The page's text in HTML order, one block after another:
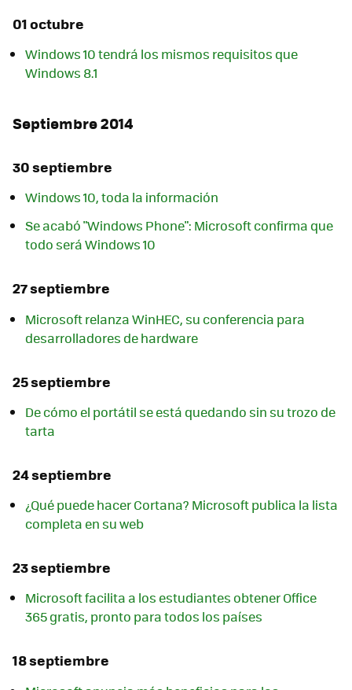
01 octubre
Windows 10 tendrá los mismos requisitos que
Windows 8.1
Septiembre 2014
30 septiembre
Windows 10, toda la información
Se acabó "Windows Phone": Microsoft confirma que
todo será Windows 10
27 septiembre
Microsoft relanza WinHEC, su conferencia para
desarrolladores de hardware
25 septiembre
De cómo el portátil se está quedando sin su trozo de
tarta
24 septiembre
¿Qué puede hacer Cortana? Microsoft publica la lista
completa en su web
23 septiembre
Microsoft facilita a los estudiantes obtener Office
365 gratis, pronto para todos los países
18 septiembre